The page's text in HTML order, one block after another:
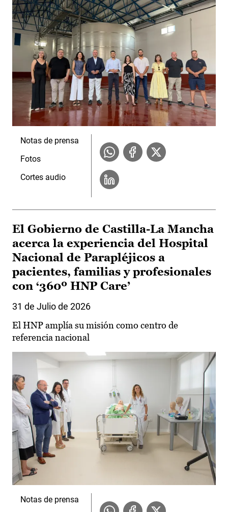
Notas de prensa
Fotos
Cortes audio
El Gobierno de Castilla-La Mancha
acerca la experiencia del Hospital
Nacional de Parapléjicos a
pacientes, familias y profesionales
con ‘360º HNP Care’
31 de Julio de 2026
El HNP amplía su misión como centro de
referencia nacional
Notas de prensa